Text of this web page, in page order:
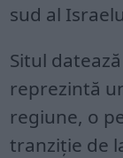
sud al
Situl
reprezintă
regiune, o
tranziție de